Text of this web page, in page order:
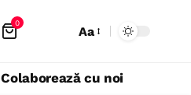
0
Aa
Colaborează cu noi